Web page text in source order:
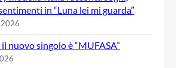
in “Luna lei mi guarda”
il nuovo singolo è “MUFASA”